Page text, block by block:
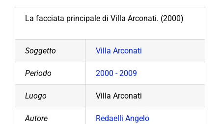
La facciata principale di Villa Arconati. (2000)
Soggetto Villa Arconati
Periodo 2000 - 2009
Luogo Villa Arconati
Autore Redaelli Angelo